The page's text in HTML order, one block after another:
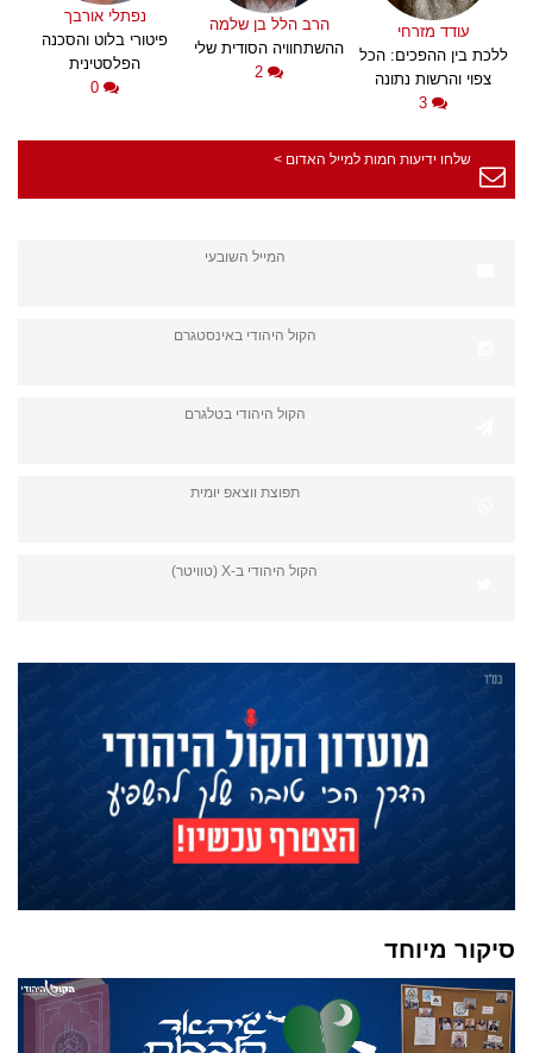
עודד מזרחי
ללכת בין ההפכים: הכל
צפוי והרשות נתונה
3
הרב הלל בן שלמה
ההשתחוויה הסודית שלי
2
נפתלי אורבך
פיטורי בלוט והסכנה
הפלסטינית
0
שלחו ידיעות חמות למייל האדום >
המייל השובעי
הקול היהודי באינסטגרם
הקול היהודי בטלגרם
תפוצת ווצאפ יומית
הקול היהודי ב-X (טוויטר)
סיקור מיוחד